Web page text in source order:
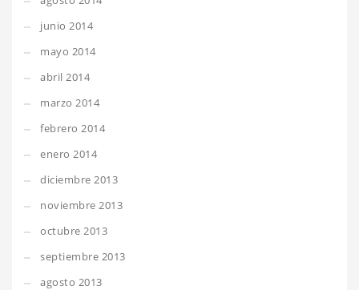
junio 2014
mayo 2014
abril 2014
marzo 2014
febrero 2014
enero 2014
diciembre 2013
noviembre 2013
octubre 2013
septiembre 2013
agosto 2013